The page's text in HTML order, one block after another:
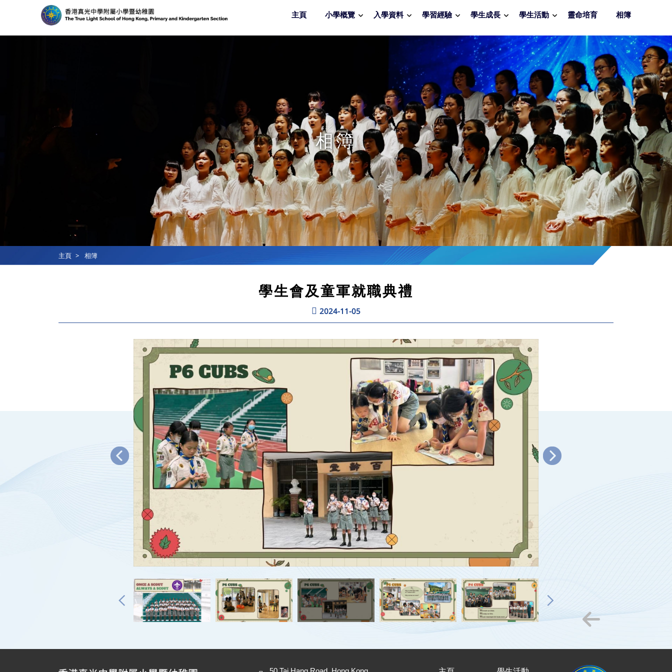
主頁 小學概覽 入學資料 學習經驗 學生成長 學生活動 靈命培育 相簿
相簿
主頁 相簿
學生會及童軍就職典禮
2024-11-05